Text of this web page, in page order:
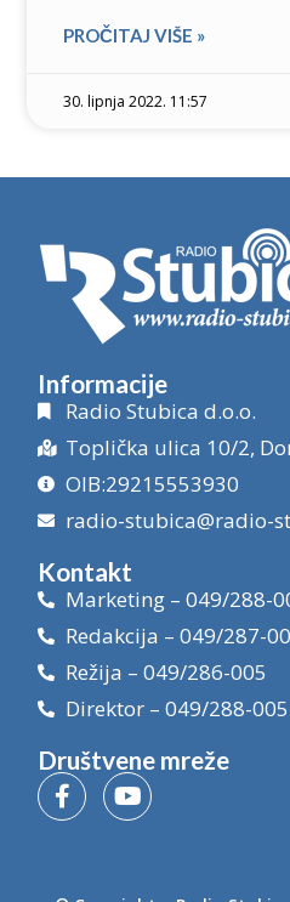
PROČITAJ VIŠE »
30. lipnja 2022. 11:57
Informacije
Radio Stubica d.o.o.
Toplička ulica 10/2,
OIB:29215553930
radio-stubica@radio-
Kontakt
Marketing – 049/288-
Redakcija – 049/287-
Režija – 049/286-005
Direktor – 049/288-005
Društvene mreže